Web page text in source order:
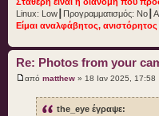
Linux: Low┃Προγραμματισμός:
Είμαι αναλφάβητος,
Re: Photos from your
από matthew » 18 Ιαν 2025, 17:58
the_eye έγραψε: